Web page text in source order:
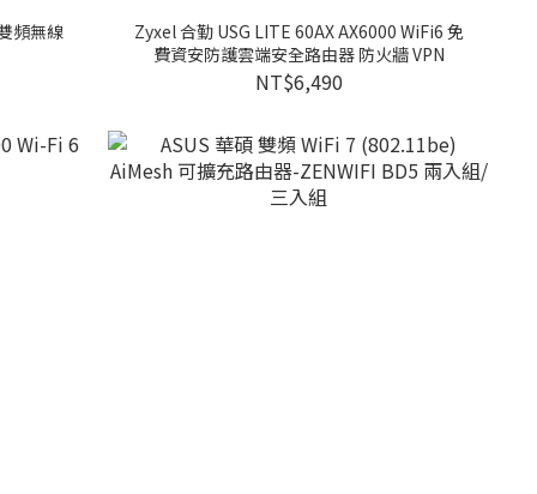
頻無線
Zyxel 合勤 USG LITE 60AX AX6000 WiFi6 免
費資安防護雲端安全路由器 防火牆 VPN
NT$6,490